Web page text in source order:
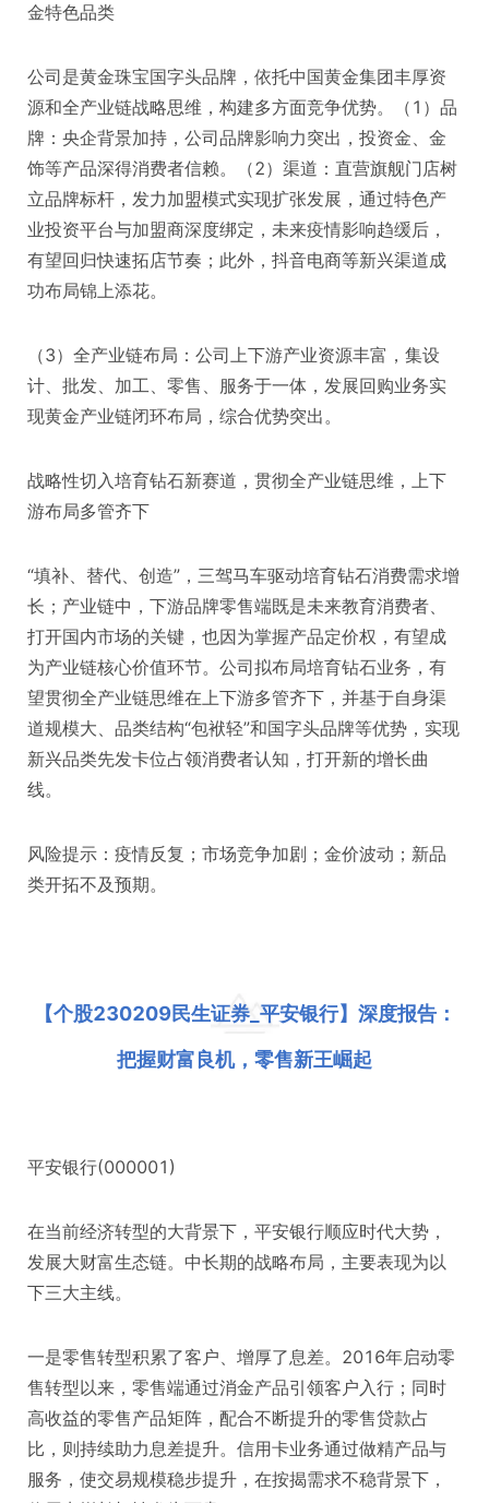
金特色品类
公司是黄金珠宝国字头品牌，依托中国黄金集团丰厚资
源和全产业链战略思维，构建多方面竞争优势。（1）品
牌：央企背景加持，公司品牌影响力突出，投资金、金
饰等产品深得消费者信赖。（2）渠道：直营旗舰门店树
立品牌标杆，发力加盟模式实现扩张发展，通过特色产
业投资平台与加盟商深度绑定，未来疫情影响趋缓后，
有望回归快速拓店节奏；此外，抖音电商等新兴渠道成
功布局锦上添花。
（3）全产业链布局：公司上下游产业资源丰富，集设
计、批发、加工、零售、服务于一体，发展回购业务实
现黄金产业链闭环布局，综合优势突出。
战略性切入培育钻石新赛道，贯彻全产业链思维，上下
游布局多管齐下
“填补、替代、创造”，三驾马车驱动培育钻石消费需求增
长；产业链中，下游品牌零售端既是未来教育消费者、
打开国内市场的关键，也因为掌握产品定价权，有望成
为产业链核心价值环节。公司拟布局培育钻石业务，有
望贯彻全产业链思维在上下游多管齐下，并基于自身渠
道规模大、品类结构“包袱轻”和国字头品牌等优势，实现
新兴品类先发卡位占领消费者认知，打开新的增长曲
线。
风险提示：疫情反复；市场竞争加剧；金价波动；新品
类开拓不及预期。
【个股230209民生证券_平安银行】深度报告：
把握财富良机，零售新王崛起
平安银行(000001)
在当前经济转型的大背景下，平安银行顺应时代大势，
发展大财富生态链。中长期的战略布局，主要表现为以
下三大主线。
一是零售转型积累了客户、增厚了息差。2016年启动零
售转型以来，零售端通过消金产品引领客户入行；同时
高收益的零售产品矩阵，配合不断提升的零售贷款占
比，则持续助力息差提升。信用卡业务通过做精产品与
服务，使交易规模稳步提升，在按揭需求不稳背景下，